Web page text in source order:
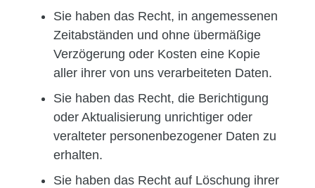
Sie haben das Recht, in angemessenen
Zeitabständen und ohne übermäßige
Verzögerung oder Kosten eine Kopie
aller ihrer von uns verarbeiteten Daten.
Sie haben das Recht, die Berichtigung
oder Aktualisierung unrichtiger oder
veralteter personenbezogener Daten zu
erhalten.
Sie haben das Recht auf Löschung ihrer